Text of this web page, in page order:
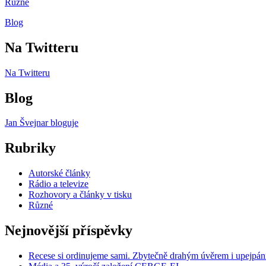
Blog
Na Twitteru
Na Twitteru
Blog
Jan Švejnar bloguje
Rubriky
Autorské články
Rádio a televize
Rozhovory a články v tisku
Různé
Nejnovější příspěvky
Recese si ordinujeme sami. Zbytečně drahým úvěrem i